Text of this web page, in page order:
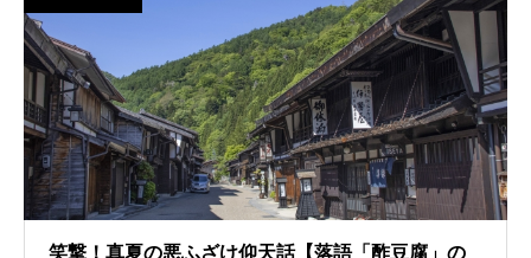
笑撃！真夏の悪ふざけ仰天話【落語「酢豆腐」の